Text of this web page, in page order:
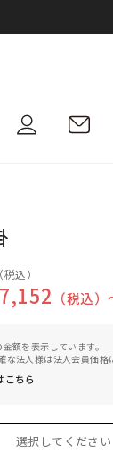
（税込）
（税込）
額を表示しています。
な法人様は法人会員価格
こちら
選択してください